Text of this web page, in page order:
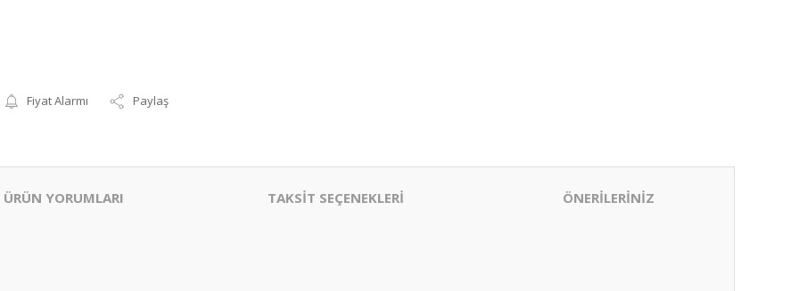
Fiyat Alarmı Paylaş
ÜRÜN YORUMLARI TAKSİT SEÇENEKLERİ ÖNERİLERİNİZ